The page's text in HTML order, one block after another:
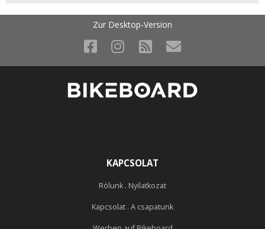
Zur Desktop-Version
KAPCSOLAT
Rólunk . Nyilatkozat
Kapcsolat . A csapatunk